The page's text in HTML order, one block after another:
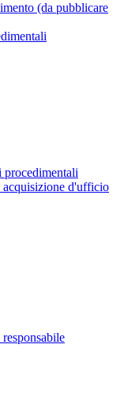
(da pubblicare
d'ufficio